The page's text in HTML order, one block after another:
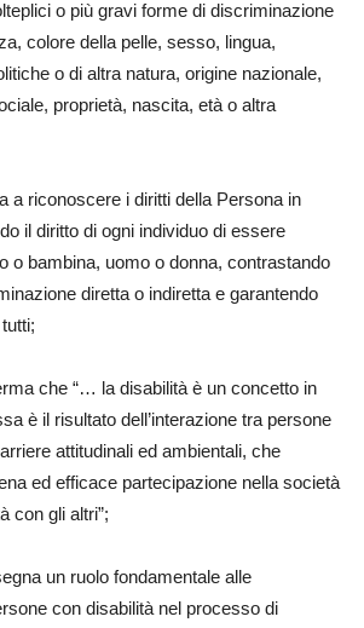
o più gravi forme di discriminazione
colore della pelle, sesso, lingua,
o di altra natura, origine nazionale,
proprietà, nascita, età o altra
a riconoscere i diritti della Persona in
il diritto di ogni individuo di essere
o bambina, uomo o donna, contrastando
diretta o indiretta e garantendo
che “… la disabilità è un concetto in
è il risultato dell’interazione tra persone
attitudinali ed ambientali, che
ed efficace partecipazione nella società
con gli altri”;
un ruolo fondamentale alle
con disabilità nel processo di